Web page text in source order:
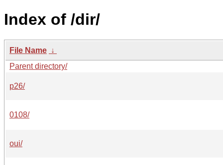
Index of /dir/
File Name ↓
Parent directory/
p26/
0108/
oui/